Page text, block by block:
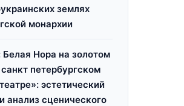
землях
монархии
Нора на золотом
петербургском
эстетический
анализ сценического